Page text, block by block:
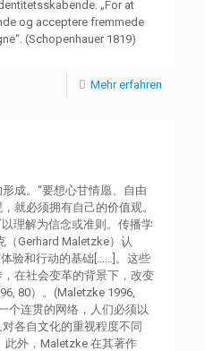
„For at
og acceptere fremmede
(Schopenhauer 1819)
Mehr erfahren
成。“要想心甘情愿、自由
就必须拥有自己的价值观。
理解为信念或准则。传播学
（Gerhard Maletzke）认
验和行动的基础[……]。这些
在社会变革的背景下，改变
80）。(Maletzke 1996,
个连贯的网络，人们必须以
各自文化的重视程度不同
此外，Maletzke 在其著作